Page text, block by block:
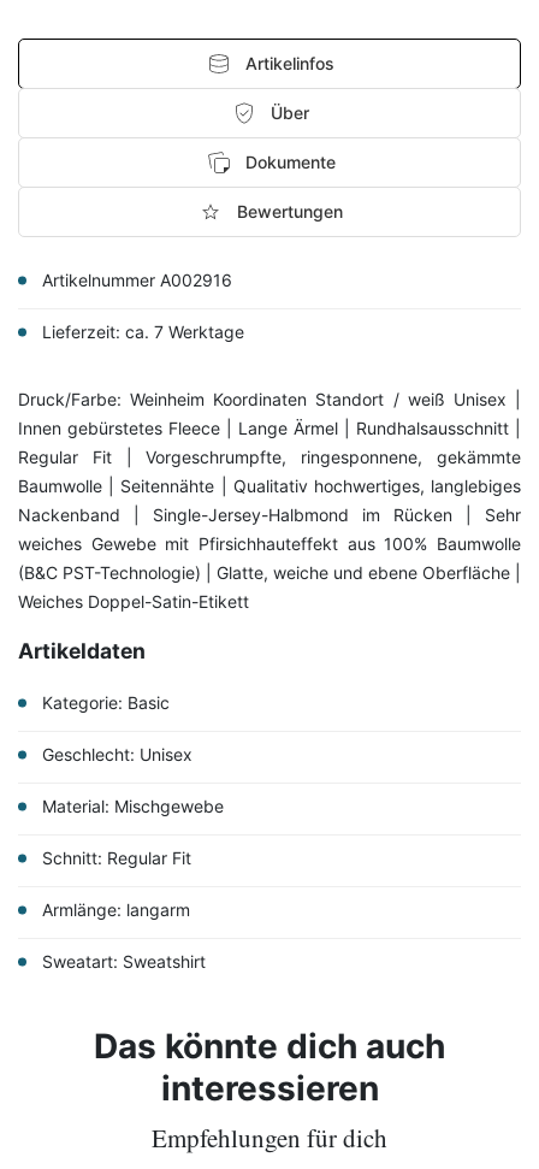
Artikelinfos
Über
Dokumente
Bewertungen
Artikelnummer A002916
Lieferzeit: ca. 7 Werktage
Druck/Farbe: Weinheim Koordinaten Standort / weiß Unisex |
Innen gebürstetes Fleece | Lange Ärmel | Rundhalsausschnitt |
Regular Fit | Vorgeschrumpfte, ringesponnene, gekämmte
Baumwolle | Seitennähte | Qualitativ hochwertiges, langlebiges
Nackenband | Single-Jersey-Halbmond im Rücken | Sehr
weiches Gewebe mit Pfirsichhauteffekt aus 100% Baumwolle
(B&C PST-Technologie) | Glatte, weiche und ebene Oberfläche |
Weiches Doppel-Satin-Etikett
Artikeldaten
Kategorie: Basic
Geschlecht: Unisex
Material: Mischgewebe
Schnitt: Regular Fit
Armlänge: langarm
Sweatart: Sweatshirt
Das könnte dich auch
interessieren
Empfehlungen für dich